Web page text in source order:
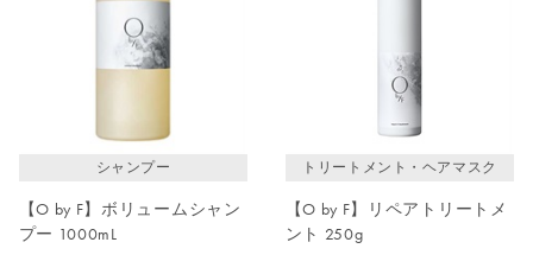
シャンプー
【O by F】ボリュームシャン
プー 1000mL
トリートメント・ヘアマスク
【O by F】リペアトリートメ
ント 250g